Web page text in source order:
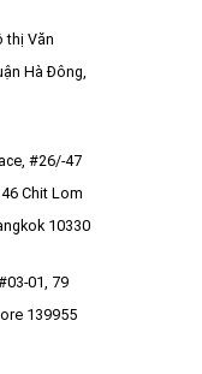
thị Văn
Hà Đông,
#26/-47
Chit Lom
10330
01, 79
139955